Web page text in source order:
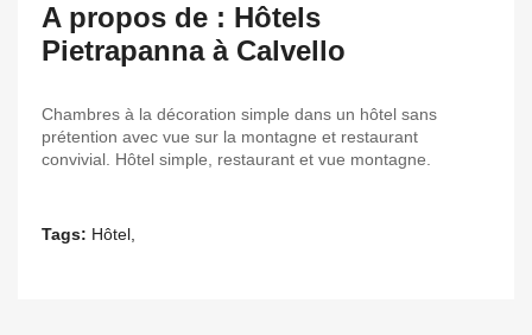
A propos de : Hôtels
Pietrapanna à Calvello
Chambres à la décoration simple dans un hôtel sans
prétention avec vue sur la montagne et restaurant
convivial. Hôtel simple, restaurant et vue montagne.
Tags: Hôtel,